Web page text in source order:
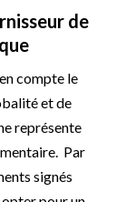
de
compte le
et de
représente
Par
signés